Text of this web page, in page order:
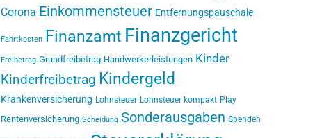
Corona Einkommensteuer Entfernungspauschale
Fahrtkosten Finanzamt Finanzgericht
Freibetrag Grundfreibetrag Handwerkerleistungen Kinder
Kinderfreibetrag Kindergeld
Krankenversicherung Lohnsteuer Lohnsteuer kompakt Play
Rentenversicherung Scheidung Sonderausgaben Spenden